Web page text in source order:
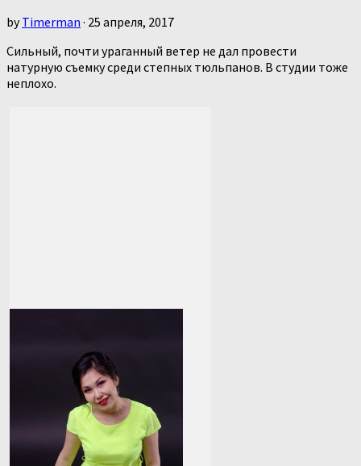
byTimerman · 25 апреля, 2017
Сильный, почти ураганный ветер не дал провести
натурную съемку среди степных тюльпанов. В студии тоже
неплохо.